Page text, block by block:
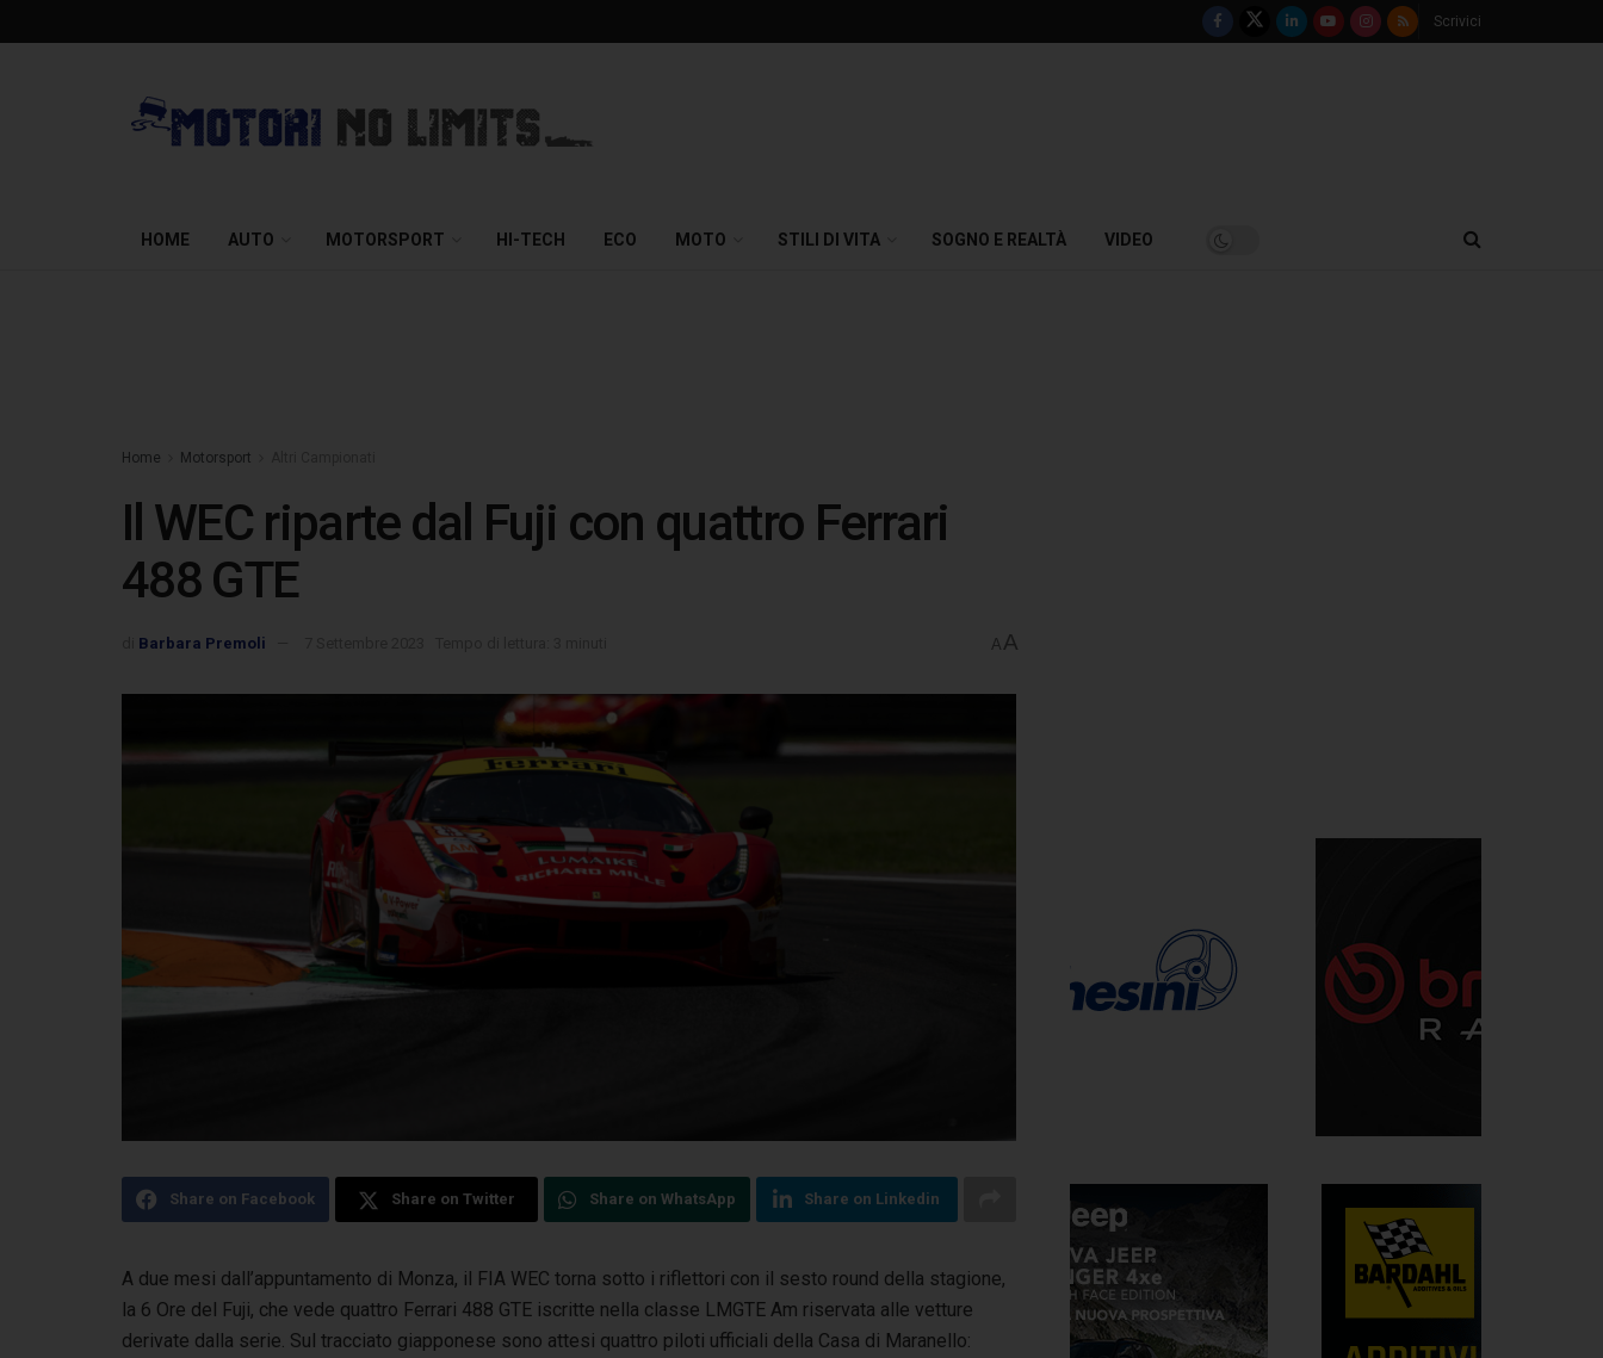
Scrivici
HOME AUTO MOTORSPORT HI-TECH ECO MOTO STILI DI VITA SOGNO E REALTÀ VIDEO
Home Motorsport
Il WEC riparte dal Fuji con quattro Ferrari
488 GTE
Barbara Premoli A A
Share on Facebook Share on Twitter Share on WhatsApp Share on Linkedin
A due mesi dall’appuntamento di Monza, il FIA WEC torna sotto i riflettori con il sesto round della stagione,
la 6 Ore del Fuji, che vede quattro Ferrari 488 GTE iscritte nella classe LMGTE Am riservata alle vetture
derivate dalla serie. Sul tracciato giapponese sono attesi quattro piloti ufficiali della Casa di Maranello: